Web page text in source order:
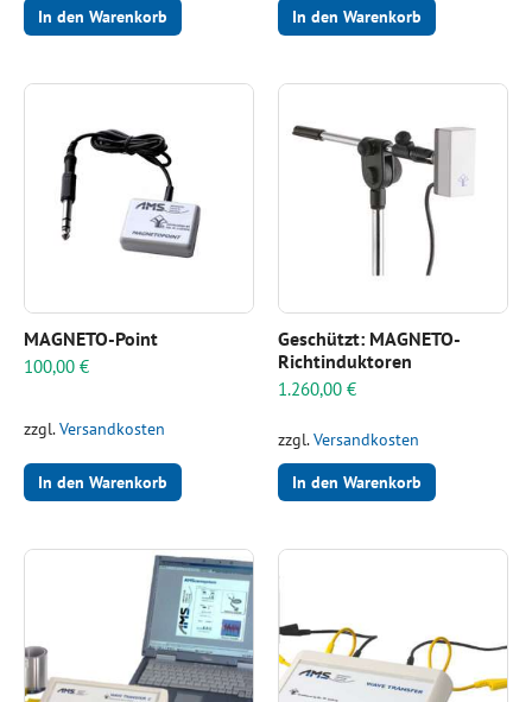
In den Warenkorb In den Warenkorb
MAGNETO-Point
100,00 €
zzgl.Versandkosten
In den Warenkorb
Geschützt: MAGNETO-
Richtinduktoren
1.260,00 €
zzgl.Versandkosten
In den Warenkorb